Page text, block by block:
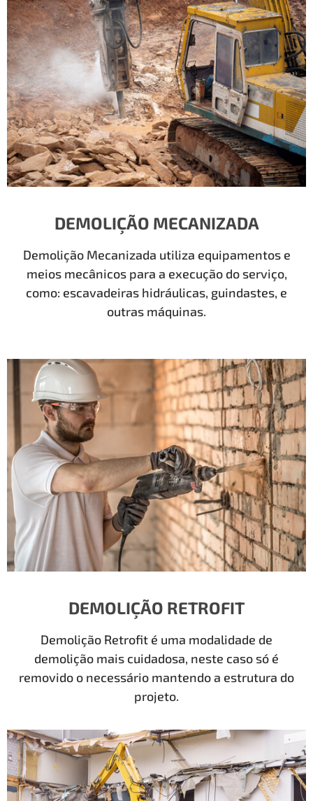
DEMOLIÇÃO MECANIZADA
Demolição Mecanizada utiliza equipamentos e
meios mecânicos para a execução do serviço,
como: escavadeiras hidráulicas, guindastes, e
outras máquinas.
DEMOLIÇÃO RETROFIT
Demolição Retrofit é uma modalidade de
demolição mais cuidadosa, neste caso só é
removido o necessário mantendo a estrutura do
projeto.